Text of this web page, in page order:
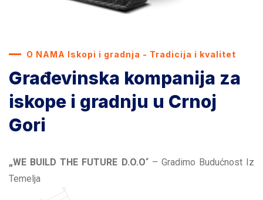
O NAMA Iskopi i gradnja - Tradicija i kvalitet
Građevinska kompanija za
iskope i gradnju u Crnoj
Gori
„WE BUILD THE FUTURE D.O.O“ – Gradimo Budućnost Iz
Temelja